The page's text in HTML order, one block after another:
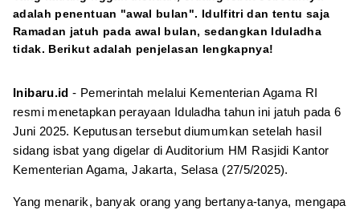
adalah penentuan "awal bulan". Idulfitri dan tentu saja
Ramadan jatuh pada awal bulan, sedangkan Iduladha
tidak. Berikut adalah penjelasan lengkapnya!
Inibaru.id- Pemerintah melalui Kementerian Agama RI
resmi menetapkan perayaan Iduladha tahun ini jatuh pada 6
Juni 2025. Keputusan tersebut diumumkan setelah hasil
sidang isbat yang digelar di Auditorium HM Rasjidi Kantor
Kementerian Agama, Jakarta, Selasa (27/5/2025).
Yang menarik, banyak orang yang bertanya-tanya, mengapa